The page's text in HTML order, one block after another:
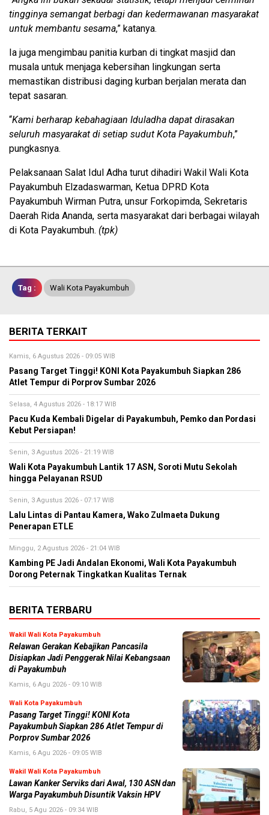
tingginya semangat berbagi dan kedermawanan masyarakat
untuk membantu sesama,” katanya.
Ia juga mengimbau panitia kurban di tingkat masjid dan
musala untuk menjaga kebersihan lingkungan serta
memastikan distribusi daging kurban berjalan merata dan
tepat sasaran.
“Kami berharap kebahagiaan Iduladha dapat dirasakan
seluruh masyarakat di setiap sudut Kota Payakumbuh,”
pungkasnya.
Pelaksanaan Salat Idul Adha turut dihadiri Wakil Wali Kota
Payakumbuh Elzadaswarman, Ketua DPRD Kota
Payakumbuh Wirman Putra, unsur Forkopimda, Sekretaris
Daerah Rida Ananda, serta masyarakat dari berbagai wilayah
di Kota Payakumbuh. (tpk)
Tag : Wali Kota Payakumbuh
BERITA TERKAIT
Kamis, 6 Agustus 2026 - 09:05 WIB
Pasang Target Tinggi! KONI Kota Payakumbuh Siapkan 286
Atlet Tempur di Porprov Sumbar 2026
Selasa, 4 Agustus 2026 - 18:17 WIB
Pacu Kuda Kembali Digelar di Payakumbuh, Pemko dan Pordasi
Kebut Persiapan!
Senin, 3 Agustus 2026 - 21:19 WIB
Wali Kota Payakumbuh Lantik 17 ASN, Soroti Mutu Sekolah
hingga Pelayanan RSUD
Senin, 3 Agustus 2026 - 07:17 WIB
Lalu Lintas di Pantau Kamera, Wako Zulmaeta Dukung
Penerapan ETLE
Minggu, 2 Agustus 2026 - 21:04 WIB
Kambing PE Jadi Andalan Ekonomi, Wali Kota Payakumbuh
Dorong Peternak Tingkatkan Kualitas Ternak
BERITA TERBARU
Wakil Wali Kota Payakumbuh
Relawan Gerakan Kebajikan Pancasila
Disiapkan Jadi Penggerak Nilai Kebangsaan
di Payakumbuh
Kamis, 6 Agu 2026 - 09:10 WIB
Wali Kota Payakumbuh
Pasang Target Tinggi! KONI Kota
Payakumbuh Siapkan 286 Atlet Tempur di
Porprov Sumbar 2026
Kamis, 6 Agu 2026 - 09:05 WIB
Wakil Wali Kota Payakumbuh
Lawan Kanker Serviks dari Awal, 130 ASN dan
Warga Payakumbuh Disuntik Vaksin HPV
Rabu, 5 Agu 2026 - 09:34 WIB